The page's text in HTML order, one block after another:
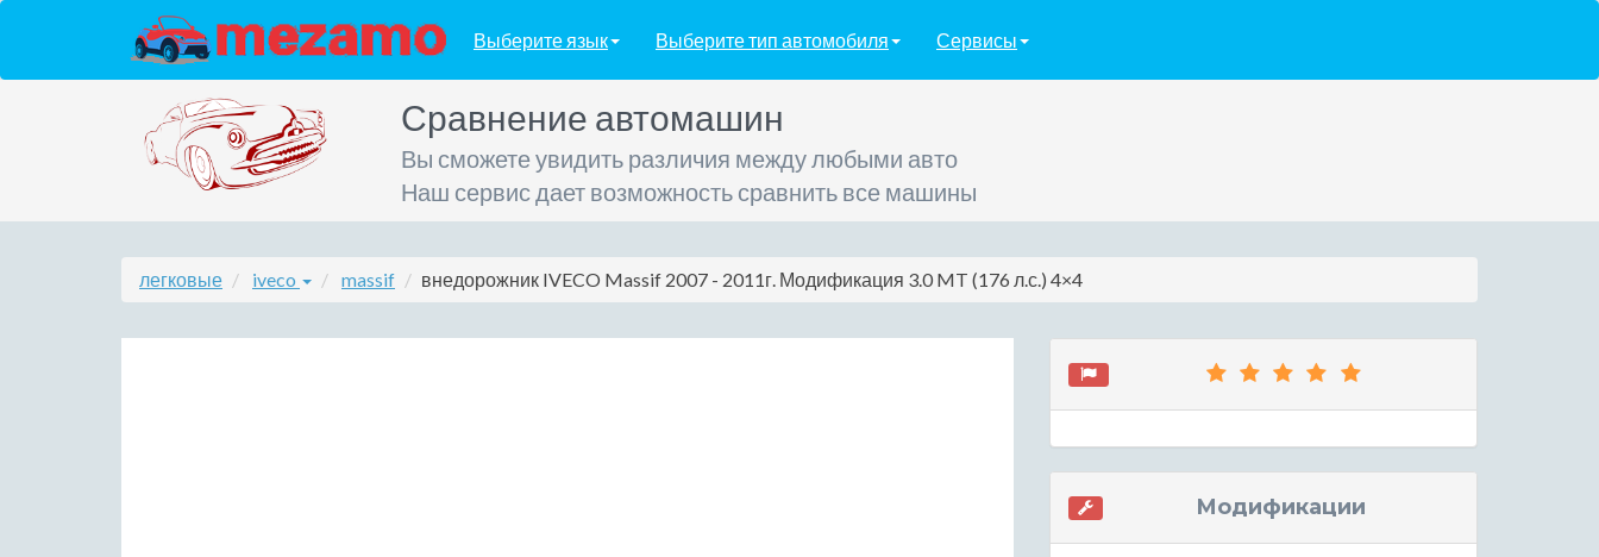
Выберите язык Выберите тип автомобиля Сервисы
Сравнение автомашин
Вы сможете увидить различия между любыми авто
Наш сервис дает возможность сравнить все машины
легковые iveco massif внедорожник IVECO Massif 2007 - 2011г. Модификация 3.0 MT (176 л.с.) 4×4
Модификации